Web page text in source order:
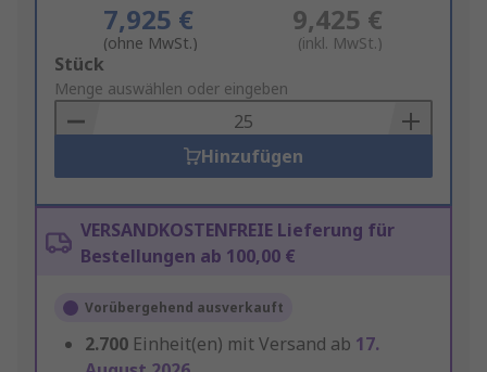
7,925 €
(ohne MwSt.)
9,425 €
(inkl. MwSt.)
Add
to
Basket
Stück
Menge auswählen oder eingeben
Hinzufügen
VERSANDKOSTENFREIE Lieferung für
Bestellungen ab 100,00 €
Vorübergehend ausverkauft
2.700 Einheit(en) mit Versand ab 17.